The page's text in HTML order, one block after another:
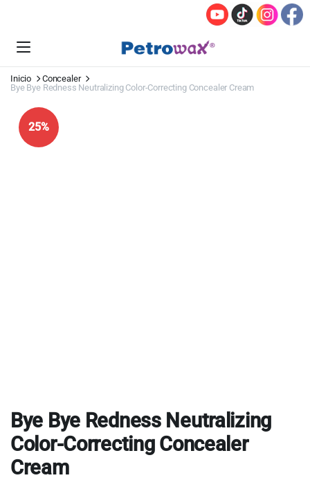
Inicio
Concealer
Bye Bye Redness Neutralizing Color-Correcting Concealer Cream
25%
Bye Bye Redness Neutralizing
Color-Correcting Concealer
Cream